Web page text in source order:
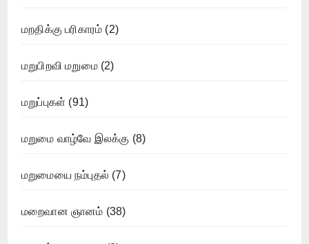
மறதிக்கு பரிகாரம் (2)
மறுபிறவி மறுமை(2)
மறுப்புகள் (91)
மறுமை வாழ்வே இலக்கு (8)
மறுமையை நம்புதல் (7)
மறைவான ஞானம் (38)